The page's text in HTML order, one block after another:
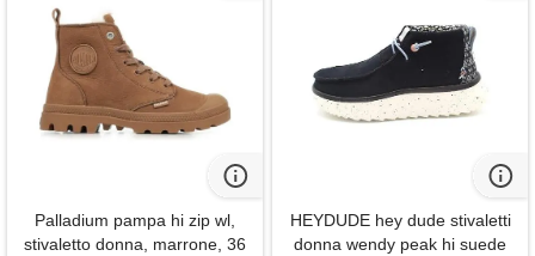
Palladium pampa hi zip wl,
stivaletto donna, marrone, 36
HEYDUDE hey dude stivaletti
donna wendy peak hi suede